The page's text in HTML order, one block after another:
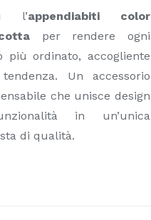
l’appendiabiti color
per rendere ogni
più ordinato, accogliente
Un accessorio
che unisce design
in un’unica
di qualità.